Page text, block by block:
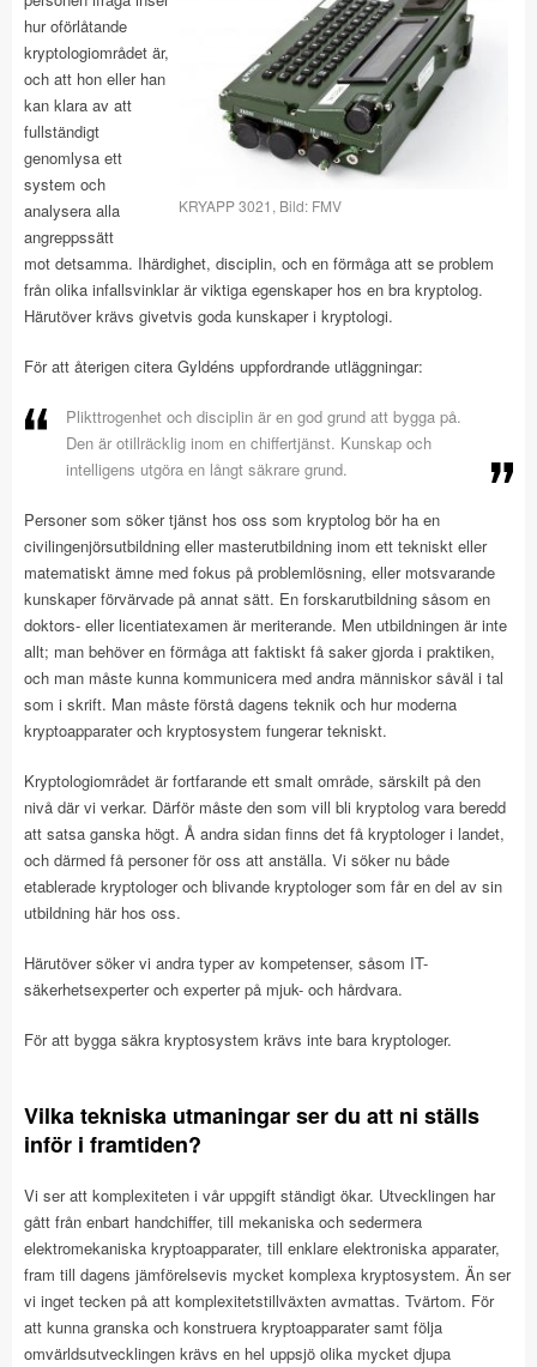
KRYAPP 3021, Bild: FMV
hur oförlåtande
kryptologiområdet är,
och att hon eller han
kan klara av att
fullständigt
genomlysa ett
system och
analysera alla
angreppssätt
mot detsamma. Ihärdighet, disciplin, och en förmåga att se problem
från olika infallsvinklar är viktiga egenskaper hos en bra kryptolog.
Härutöver krävs givetvis goda kunskaper i kryptologi.
För att återigen citera Gyldéns uppfordrande utläggningar:
Plikttrogenhet och disciplin är en god grund att bygga på.
Den är otillräcklig inom en chiffertjänst. Kunskap och
intelligens utgöra en långt säkrare grund.
Personer som söker tjänst hos oss som kryptolog bör ha en
civilingenjörsutbildning eller masterutbildning inom ett tekniskt eller
matematiskt ämne med fokus på problemlösning, eller motsvarande
kunskaper förvärvade på annat sätt. En forskarutbildning såsom en
doktors- eller licentiatexamen är meriterande. Men utbildningen är inte
allt; man behöver en förmåga att faktiskt få saker gjorda i praktiken,
och man måste kunna kommunicera med andra människor såväl i tal
som i skrift. Man måste förstå dagens teknik och hur moderna
kryptoapparater och kryptosystem fungerar tekniskt.
Kryptologiområdet är fortfarande ett smalt område, särskilt på den
nivå där vi verkar. Därför måste den som vill bli kryptolog vara beredd
att satsa ganska högt. Å andra sidan finns det få kryptologer i landet,
och därmed få personer för oss att anställa. Vi söker nu både
etablerade kryptologer och blivande kryptologer som får en del av sin
utbildning här hos oss.
Härutöver söker vi andra typer av kompetenser, såsom IT-
säkerhetsexperter och experter på mjuk- och hårdvara.
För att bygga säkra kryptosystem krävs inte bara kryptologer.
Vilka tekniska utmaningar ser du att ni ställs
inför i framtiden?
Vi ser att komplexiteten i vår uppgift ständigt ökar. Utvecklingen har
gått från enbart handchiffer, till mekaniska och sedermera
elektromekaniska kryptoapparater, till enklare elektroniska apparater,
fram till dagens jämförelsevis mycket komplexa kryptosystem. Än ser
vi inget tecken på att komplexitetstillväxten avmattas. Tvärtom. För
att kunna granska och konstruera kryptoapparater samt följa
omvärldsutvecklingen krävs en hel uppsjö olika mycket djupa